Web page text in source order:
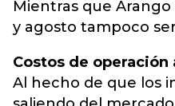
Mientras que
y agosto tampoco
Costos de
Al hecho de que los